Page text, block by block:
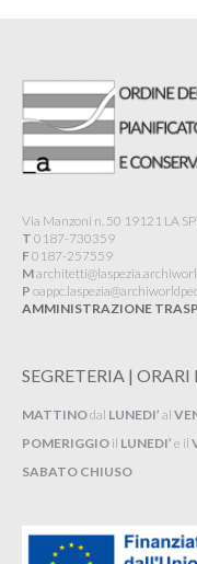
Via Manzoni n. 50 19121 LA
T 0187-730359
F0187-257559
M
P
AMMINISTRAZIONE
SEGRETERIA |
MATTINOdal LUNEDI’ al
POMERIGGIO il LUNEDI’ e il
SABATO CHIUSO